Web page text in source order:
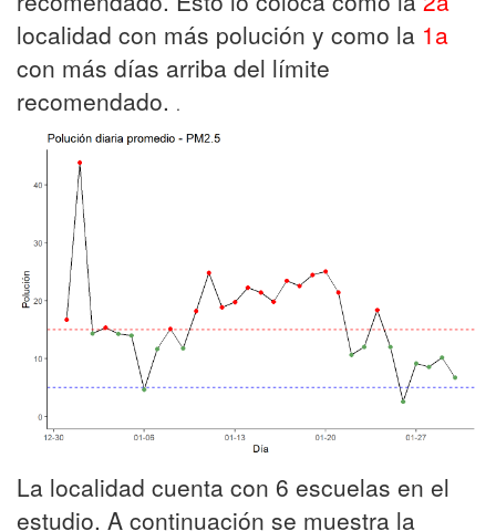
localidad con más polución y como la 1a
con más días arriba del límite
recomendado. .
La localidad cuenta con 6 escuelas en el
estudio. A continuación se muestra la